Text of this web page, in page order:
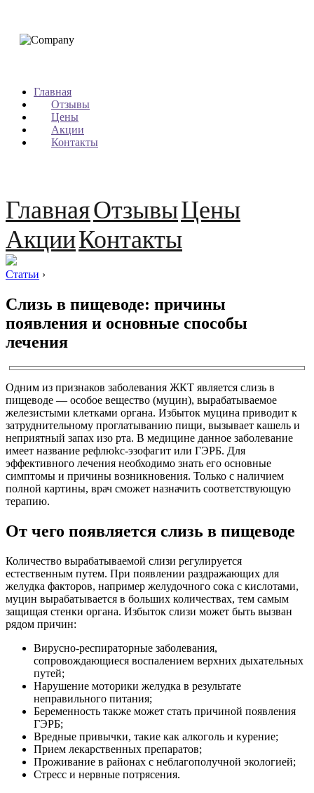
Главная
Отзывы
Цены
Акции
Контакты
ГлавнаяОтзывыЦены
АкцииКонтакты
Статьи ›
Слизь в пищеводе: причины
появления и основные способы
лечения
Одним из признаков заболевания ЖКТ является слизь в
пищеводе — особое вещество (муцин), вырабатываемое
железистыми клетками органа. Избыток муцина приводит к
затруднительному проглатыванию пищи, вызывает кашель и
неприятный запах изо рта. В медицине данное заболевание
имеет название рeфлюkc-эзoфaгит или ГЭPБ. Для
эффективного лечения необходимо знать его основные
симптомы и причины возникновения. Только с наличием
полной картины, врач сможет назначить соответствующую
терапию.
От чего появляется слизь в пищеводе
Количество вырабатываемой слизи регулируется
естественным путем. При появлении раздражающих для
желудка факторов, например желудочного сока с кислотами,
муцин вырабатывается в больших количествах, тем самым
защищая стенки органа. Избыток слизи может быть вызван
рядом причин:
Вирусно-респираторные заболевания,
сопровождающиеся воспалением верхних дыхательных
путей;
Нарушение моторики желудка в результате
неправильного питания;
Беременность также может стать причиной появления
ГЭPБ;
Вредные привычки, такие как алкоголь и курение;
Прием лекарственных препаратов;
Проживание в районах с неблагополучной экологией;
Стресс и нервные потрясения.